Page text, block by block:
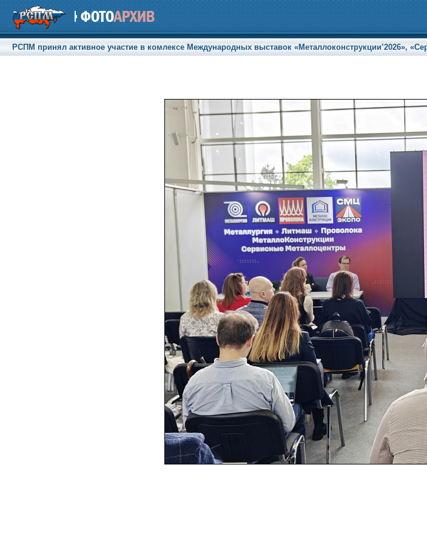
РСПМ принял активное участие в комлексе Международных выставок «Металлоконструкции’2026»,